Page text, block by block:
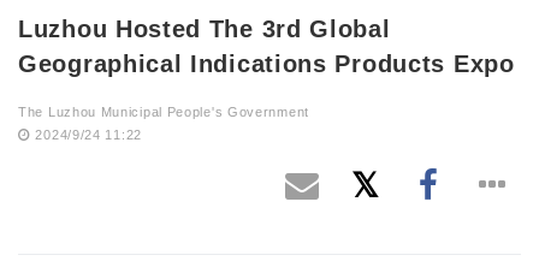
Luzhou Hosted The 3rd Global
Geographical Indications Products Expo
The Luzhou Municipal People's Government
2024/9/24 11:22